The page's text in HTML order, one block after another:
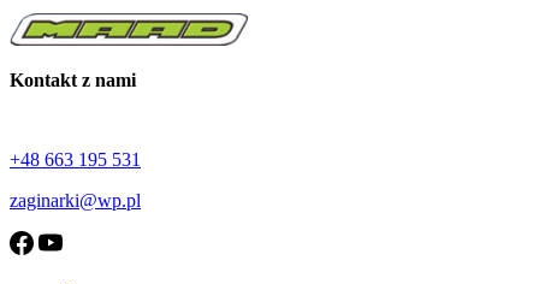
Kontakt z nami
+48 663 195 531
zaginarki@wp.pl